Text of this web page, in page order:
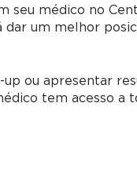
seu médico no
um melhor
ou apresentar
tem acesso a